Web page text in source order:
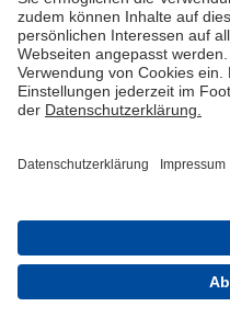
Medienportal
Datenschutz
Haftungsausschluss